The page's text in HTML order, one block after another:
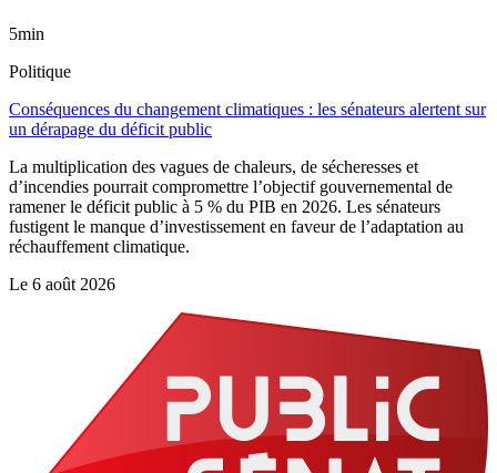
5min
Politique
Conséquences du changement climatiques : les sénateurs alertent sur
un dérapage du déficit public
La multiplication des vagues de chaleurs, de sécheresses et
d’incendies pourrait compromettre l’objectif gouvernemental de
ramener le déficit public à 5 % du PIB en 2026. Les sénateurs
fustigent le manque d’investissement en faveur de l’adaptation au
réchauffement climatique.
Le 6 août 2026